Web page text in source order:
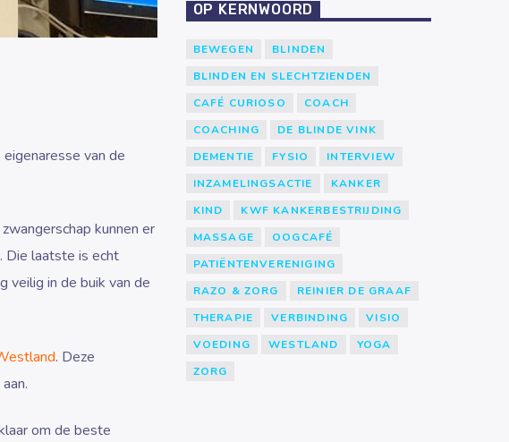
van de
kunnen er
Die laatste is echt
veilig in de buik van de
. Deze
om de beste
OP KERNWOORD
BEWEGEN
BLINDEN
BLINDEN EN SLECHTZIENDEN
CAFÉ CURIOSO
COACH
COACHING
DE BLINDE VINK
DEMENTIE
FYSIO
INTERVIEW
INZAMELINGSACTIE
KANKER
KIND
KWF KANKERBESTRIJDING
MASSAGE
OOGCAFÉ
PATIËNTENVERENIGING
RAZO & ZORG
REINIER DE GRAAF
THERAPIE
VERBINDING
VISIO
VOEDING
WESTLAND
YOGA
ZORG